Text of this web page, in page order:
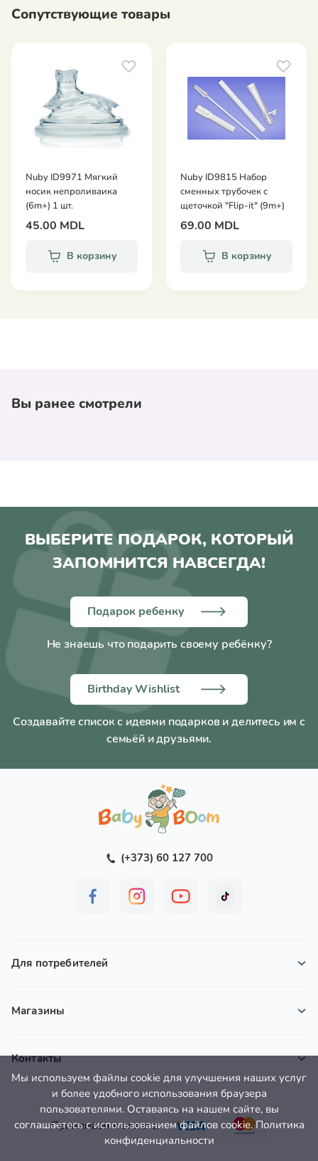
Сопутствующие товары
Nuby ID9971 Мягкий
носик непроливаика
(6m+) 1 шт.
45.00 MDL
В корзину
Nuby ID9815 Набор
сменных трубочек с
щеточкой "Flip-it" (9m+)
69.00 MDL
В корзину
Вы ранее смотрели
ВЫБЕРИТЕ ПОДАРОК, КОТОРЫЙ
ЗАПОМНИТСЯ НАВСЕГДА!
Подарок ребенку
Не знаешь что подарить своему ребёнку?
Birthday Wishlist
Создавайте список с идеями подарков и делитесь им с
семьёй и друзьями.
(+373) 60 127 700
Для потребителей
Магазины
Контакты
Принимаем к оплате:
Мы используем файлы cookie для улучшения наших услуг
и более удобного использования браузера
пользователями. Оставаясь на нашем сайте, вы
соглашаетесь с использованием файлов cookie. Политика
конфиденциальности